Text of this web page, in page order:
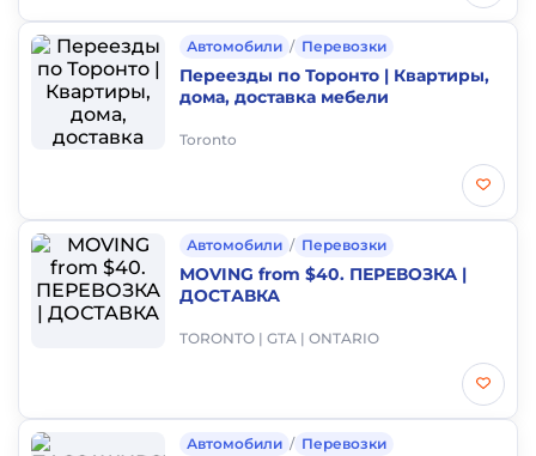
Автомобили / Перевозки
Переезды по Торонто | Квартиры,
дома, доставка мебели
Toronto
Автомобили / Перевозки
MOVING from $40. ПЕРЕВОЗКА |
ДОСТАВКА
TORONTO | GTA | ONTARIO
Автомобили / Перевозки